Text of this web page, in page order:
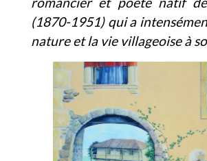
(1870-1951) qui a
nature et la vie villageoise à